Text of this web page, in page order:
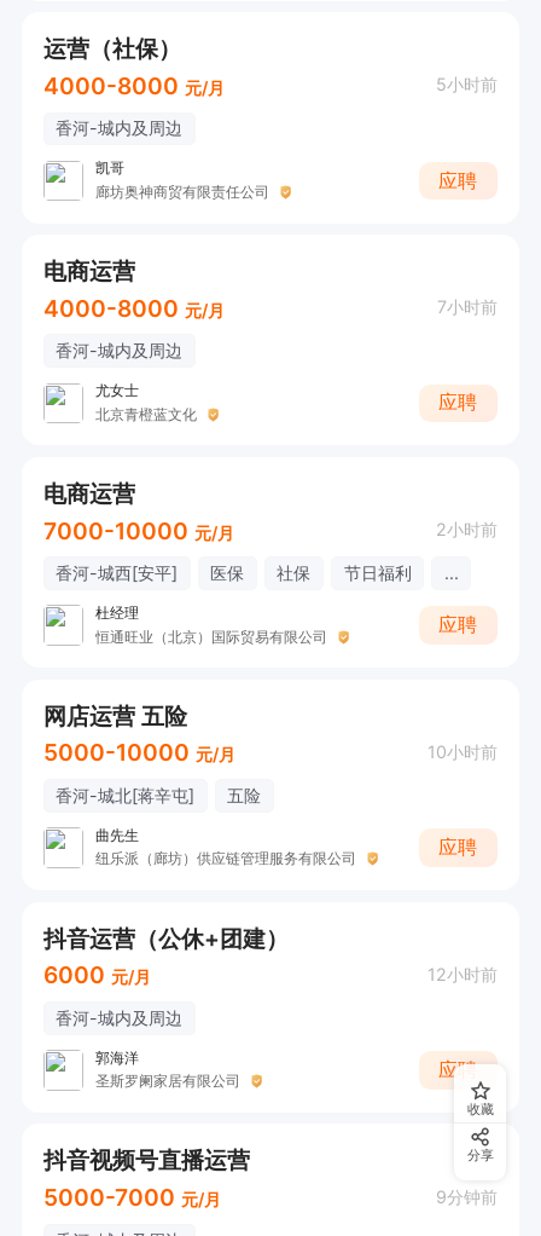
运营（社保）
4000-8000 元/月 5小时前
香河-城内及周边
凯哥
廊坊奥神商贸有限责任公司
应聘
电商运营
4000-8000 元/月 7小时前
香河-城内及周边
尤女士
北京青橙蓝文化
应聘
电商运营
7000-10000 元/月 2小时前
香河-城西[安平] 医保 社保 节日福利 ...
杜经理
恒通旺业（北京）国际贸易有限公司
应聘
网店运营 五险
5000-10000 元/月 10小时前
香河-城北[蒋辛屯] 五险
曲先生
纽乐派（廊坊）供应链管理服务有限公司
应聘
抖音运营（公休+团建）
6000 元/月 12小时前
香河-城内及周边
郭海洋
圣斯罗阑家居有限公司
应聘
抖音视频号直播运营
5000-7000 元/月 9分钟前
收藏
分享